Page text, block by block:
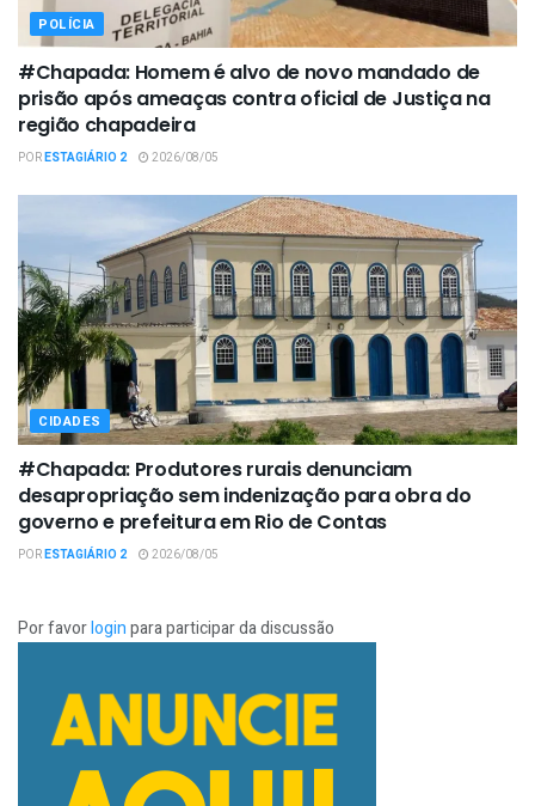
POLÍCIA
#Chapada: Homem é alvo de novo mandado de
prisão após ameaças contra oficial de Justiça na
região chapadeira
PORESTAGIÁRIO 2 2026/08/05
CIDADES
#Chapada: Produtores rurais denunciam
desapropriação sem indenização para obra do
governo e prefeitura em Rio de Contas
PORESTAGIÁRIO 2 2026/08/05
Por favorloginpara participar da discussão